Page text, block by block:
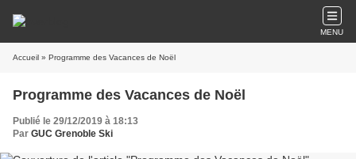
MENU
Accueil » Programme des Vacances de Noël
Programme des Vacances de Noël
Publié le 29/12/2019 à 18:13
Par GUC Grenoble Ski